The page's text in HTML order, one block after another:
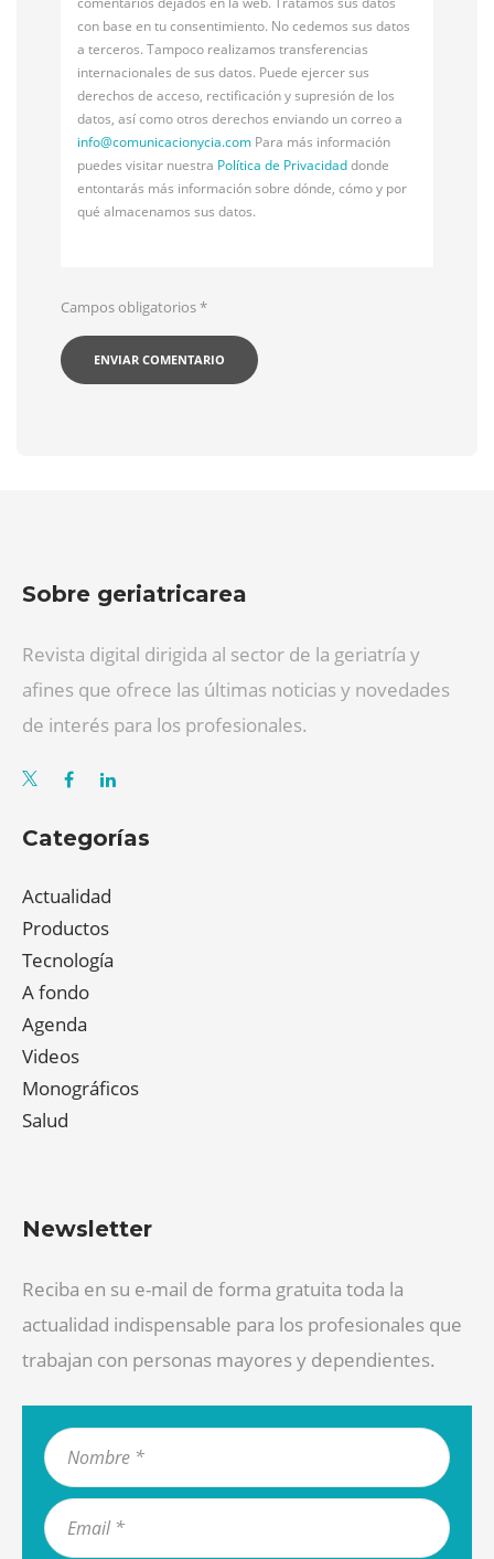
con base en tu consentimiento. No cedemos sus datos
a terceros. Tampoco realizamos transferencias
internacionales de sus datos. Puede ejercer sus
derechos de acceso, rectificación y supresión de los
datos, así como otros derechos enviando un correo a
info@comunicacionycia.com Para más información
puedes visitar nuestra Política de Privacidaddonde
entontarás más información sobre dónde, cómo y por
qué almacenamos sus datos.
Campos obligatorios*
Sobre geriatricarea
Revista digital dirigida al sector de la geriatría y
afines que ofrece las últimas noticias y novedades
de interés para los profesionales.
Categorías
Actualidad
Productos
Tecnología
A fondo
Agenda
Videos
Monográficos
Salud
Newsletter
Reciba en su e-mail de forma gratuita toda la
actualidad indispensable para los profesionales que
trabajan con personas mayores y dependientes.